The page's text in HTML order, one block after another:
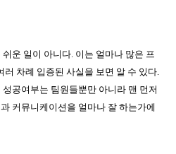
운 일이 아니다. 이는 얼마나 많은 프
러 차례 입증된 사실을 보면 알 수 있다.
공여부는 팀원들뿐만 아니라 맨 먼저
커뮤니케이션을 얼마나 잘 하는가에